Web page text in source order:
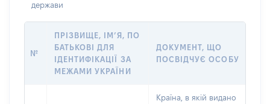
держави
№
ПРІЗВИЩЕ, ІМ’Я, ПО
БАТЬКОВІ ДЛЯ
ІДЕНТИФІКАЦІЇ ЗА
МЕЖАМИ УКРАЇНИ
ДОКУМЕНТ, ЩО
ПОСВІДЧУЄ ОСОБУ
Країна, в якій видано